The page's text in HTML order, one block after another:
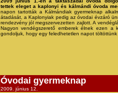
tettek eleget a kaplonyi és kálmándi óvoda
napon tartották a Kálmándiak gyermeknap
átadását, a Kaplonyiak pedig az óvodai évzáró
rendezvény jól megszervezetten zajlott. A
Nagyon vendégszerető emberek élnek ezen a
gondoljuk, hogy egy feledhetetlen napot töltöttünk
Óvodai gyermeknap
2009. június 12.